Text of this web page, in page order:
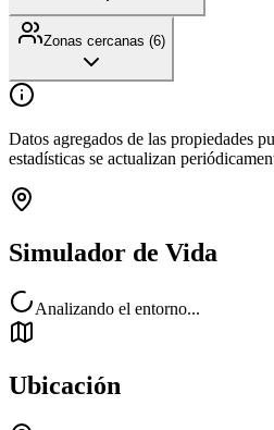
Zonas cercanas (6)
Datos agregados de las propiedades
estadísticas se actualizan
Simulador de Vida
Analizando el entorno...
Ubicación